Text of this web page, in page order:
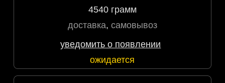
4540 грамм
доставка, самовывоз
уведомить о появлении
ожидается